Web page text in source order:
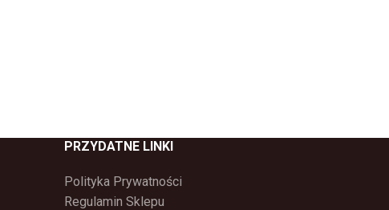
PRZYDATNE LINKI
Polityka Prywatności
Regulamin Sklepu